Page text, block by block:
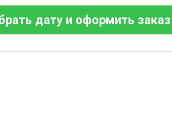
дату и оформить заказ